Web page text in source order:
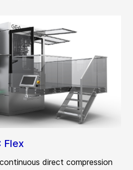
Flex
direct compression